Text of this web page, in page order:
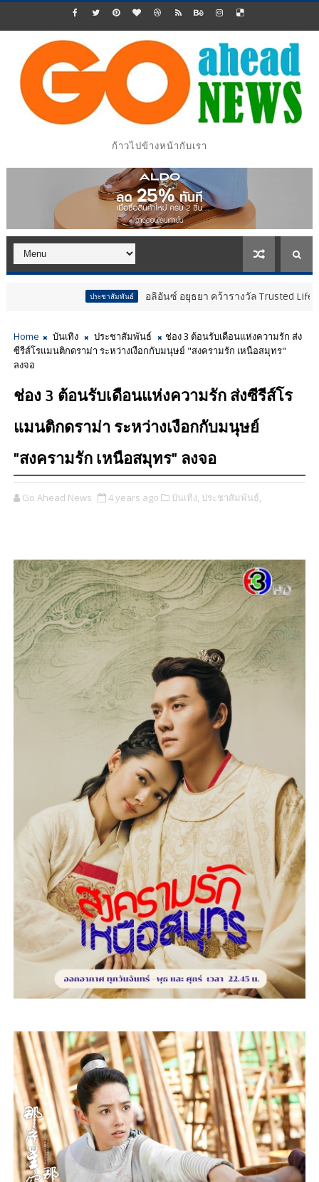
ก้าวไปข้างหน้ากับเรา
อลิอันซ์ อยุธยา คว้ารางวัล Trusted Life Partner
Home บันเทิง ประชาสัมพันธ์
ช่อง 3 ต้อนรับเดือนแห่งความรัก ส่ง
ซีรีส์โรแมนติกดราม่า ระหว่างเงือกกับมนุษย์ "สงครามรัก เหนือสมุทร"
ลงจอ
ช่อง 3 ต้อนรับเดือนแห่งความรัก ส่งซีรีส์โร
แมนติกดราม่า ระหว่างเงือกกับมนุษย์
"สงครามรัก เหนือสมุทร" ลงจอ
Go Ahead News 4 years ago บันเทิง, ประชาสัมพันธ์,